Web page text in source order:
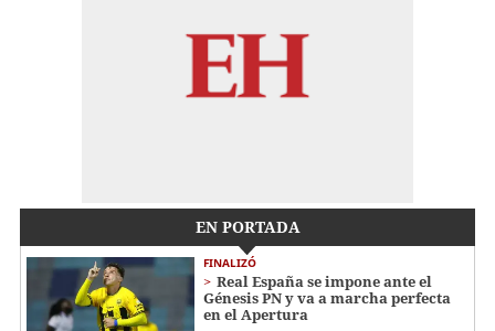
EN PORTADA
FINALIZÓ
Real España se impone ante el
Génesis PN y va a marcha perfecta
en el Apertura